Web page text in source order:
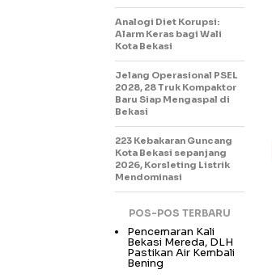
Analogi Diet Korupsi:
Alarm Keras bagi Wali
Kota Bekasi
Jelang Operasional PSEL
2028, 28 Truk Kompaktor
Baru Siap Mengaspal di
Bekasi
223 Kebakaran Guncang
Kota Bekasi sepanjang
2026, Korsleting Listrik
Mendominasi
POS-POS TERBARU
Pencemaran Kali
Bekasi Mereda, DLH
Pastikan Air Kembali
Bening